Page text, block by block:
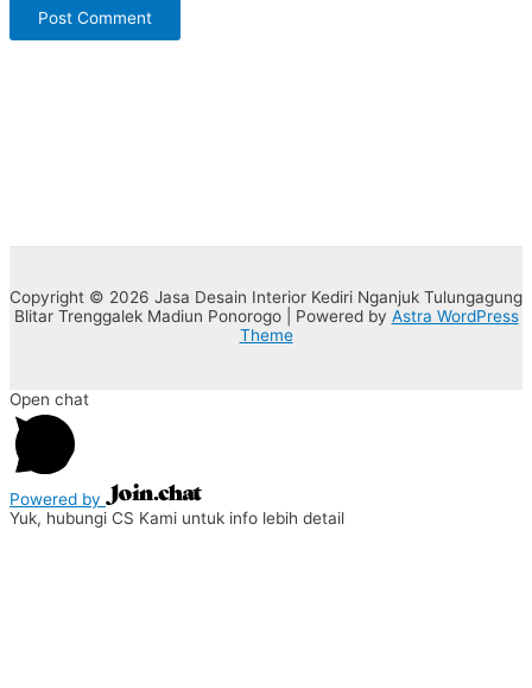
Copyright © 2026 Jasa Desain Interior Kediri Nganjuk Tulungagung
Blitar Trenggalek Madiun Ponorogo | Powered by Astra WordPress
Theme
Open chat
Powered by
Yuk, hubungi CS Kami untuk info lebih detail